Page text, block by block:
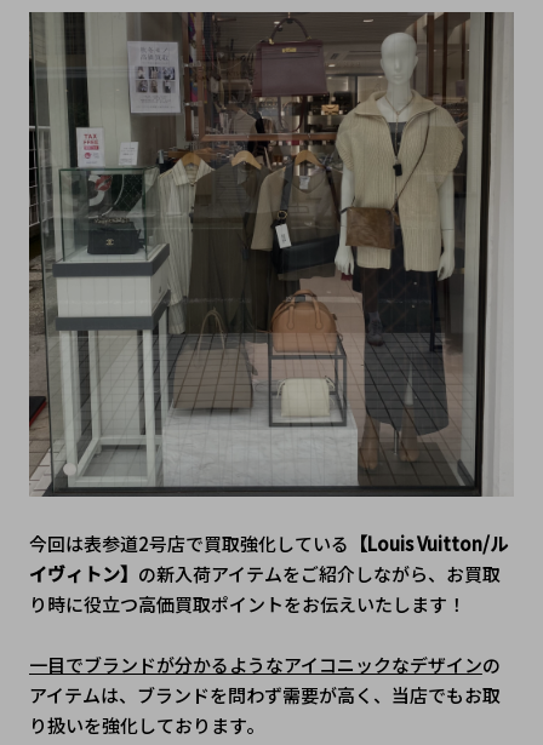
今回は表参道2号店で買取強化している 【Louis Vuitton/ル
イヴィトン】 の新入荷アイテムをご紹介しながら、お買取
り時に役立つ高価買取ポイントをお伝えいたします！
一目でブランドが分かるようなアイコニックなデザインの
アイテムは、ブランドを問わず需要が高く、当店でもお取
り扱いを強化しております。